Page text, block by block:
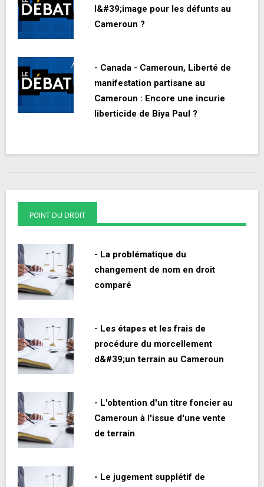
l&#39;image pour les défunts au
Cameroun ?
- Canada - Cameroun, Liberté de
manifestation partisane au
Cameroun : Encore une incurie
liberticide de Biya Paul ?
POINT DU DROIT
- La problématique du
changement de nom en droit
comparé
- Les étapes et les frais de
procédure du morcellement
d&#39;un terrain au Cameroun
- L'obtention d'un titre foncier au
Cameroun à l'issue d'une vente
de terrain
- Le jugement supplétif de